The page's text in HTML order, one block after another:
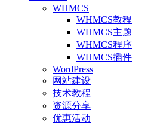
WHMCS
WHMCS教程
WHMCS主题
WHMCS程序
WHMCS插件
WordPress
网站建设
技术教程
资源分享
优惠活动